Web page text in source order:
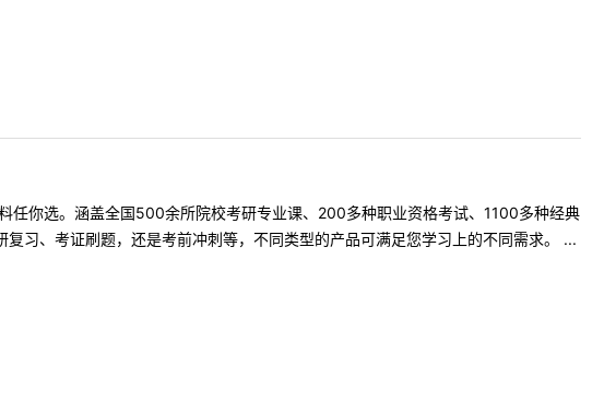
任你选。涵盖全国500余所院校考研专业课、200多种职业资格考试、1100多种经典
习、考证刷题，还是考前冲刺等，不同类型的产品可满足您学习上的不同需求。 ...